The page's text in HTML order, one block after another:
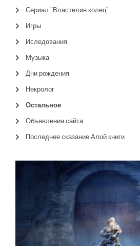
Сериал "Властелин колец"
Игры
Иследования
Музыка
Дни рождения
Некролог
Остальное
Объявления сайта
Последнее сказание Алой книги